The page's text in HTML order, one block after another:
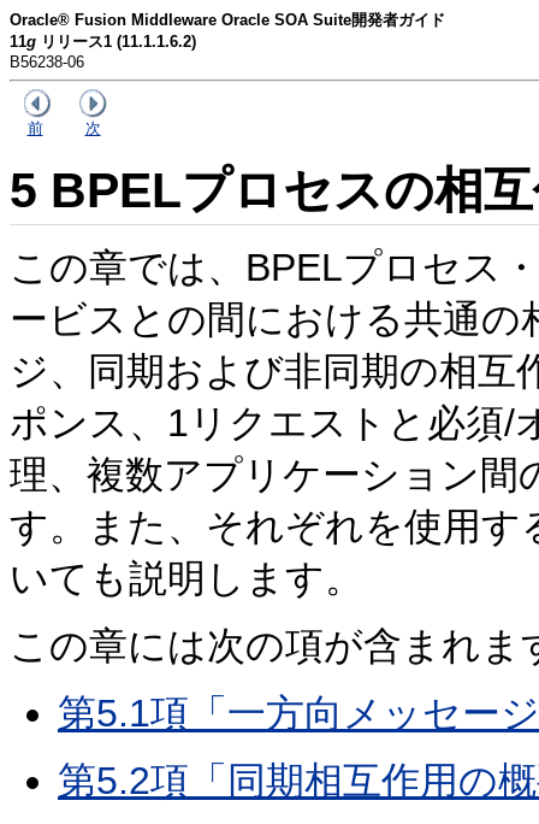
Oracle® Fusion Middleware Oracle SOA Suite開発者ガイド
11g リリース1 (11.1.1.6.2)
B56238-06
前 次
5 BPELプロセスの相
この章では、BPELプロセス
ービスとの間における共通
ジ、同期および非同期の相
ポンス、1リクエストと必須/
理、複数アプリケーション
す。また、それぞれを使用
いても説明します。
この章には次の項が含まれま
第5.1項「一方向メッセー
第5.2項「同期相互作用の